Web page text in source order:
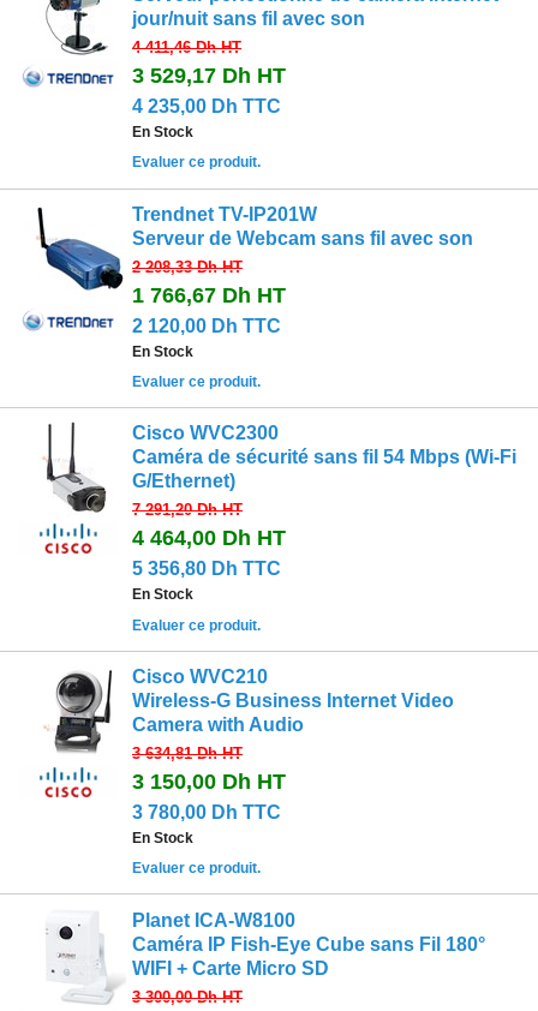
jour/nuit sans fil avec son
4 411,46 DhHT
3 529,17 Dh HT
4 235,00 Dh TTC
En Stock
Evaluer ce produit.
Trendnet TV-IP201W
Serveur de Webcam sans fil avec son
2 208,33 DhHT
1 766,67 Dh HT
2 120,00 Dh TTC
En Stock
Evaluer ce produit.
Cisco WVC2300
Caméra de sécurité sans fil 54 Mbps (Wi-Fi
G/Ethernet)
7 291,20 DhHT
4 464,00 Dh HT
5 356,80 Dh TTC
En Stock
Evaluer ce produit.
Cisco WVC210
Wireless-G Business Internet Video
Camera with Audio
3 634,81 DhHT
3 150,00 Dh HT
3 780,00 Dh TTC
En Stock
Evaluer ce produit.
Planet ICA-W8100
Caméra IP Fish-Eye Cube sans Fil 180°
WIFI + Carte Micro SD
3 300,00 DhHT